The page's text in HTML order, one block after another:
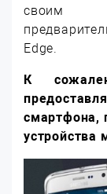
своим
Edge.
К
смартфона,
устройства